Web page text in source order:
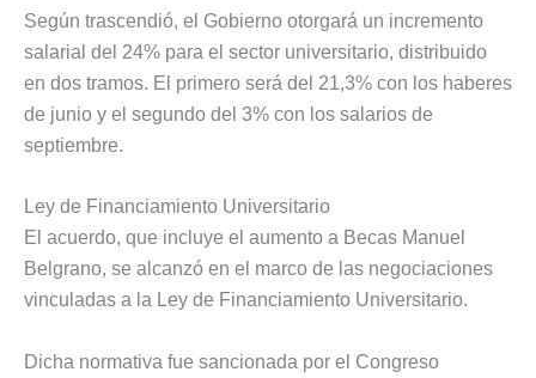
Según trascendió, el Gobierno otorgará un incremento
salarial del 24% para el sector universitario, distribuido
en dos tramos. El primero será del 21,3% con los haberes
de junio y el segundo del 3% con los salarios de
septiembre.
Ley de Financiamiento Universitario
El acuerdo, que incluye el aumento a Becas Manuel
Belgrano, se alcanzó en el marco de las negociaciones
vinculadas a la Ley de Financiamiento Universitario.
Dicha normativa fue sancionada por el Congreso